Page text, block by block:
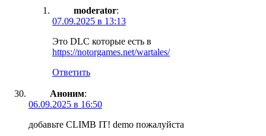
moderator:
07.09.2025 в 13:13
Это DLC которые есть в
https://notorgames.net/wartales/
Ответить
Аноним:
06.09.2025 в 16:50
добавьте CLIMB IT! demo пожалуйста